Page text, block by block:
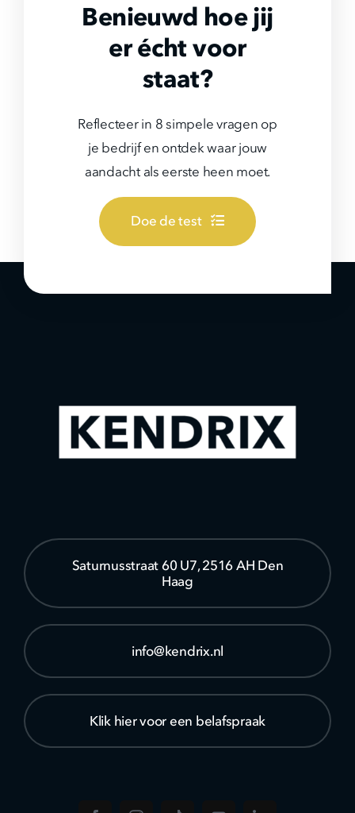
Benieuwd hoe jij
er écht voor
staat?
Reflecteer in 8 simpele vragen op
je bedrijf en ontdek waar jouw
aandacht als eerste heen moet.
Doe de test
Saturnusstraat 60 U7, 2516 AH Den
Haag
info@kendrix.nl
Klik hier voor een belafspraak